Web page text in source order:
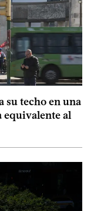
su techo en una
equivalente al